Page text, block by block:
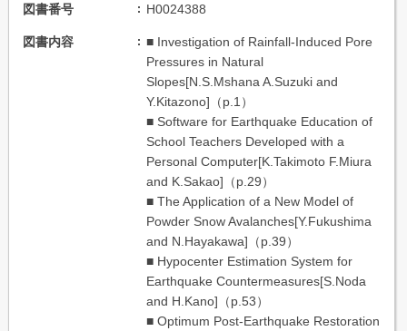
図書番号 H0024388
図書内容
■ Investigation of Rainfall-Induced Pore
Pressures in Natural
Slopes[N.S.Mshana A.Suzuki and
Y.Kitazono]（p.1）
■ Software for Earthquake Education of
School Teachers Developed with a
Personal Computer[K.Takimoto F.Miura
and K.Sakao]（p.29）
■ The Application of a New Model of
Powder Snow Avalanches[Y.Fukushima
and N.Hayakawa]（p.39）
■ Hypocenter Estimation System for
Earthquake Countermeasures[S.Noda
and H.Kano]（p.53）
■ Optimum Post-Earthquake Restoration